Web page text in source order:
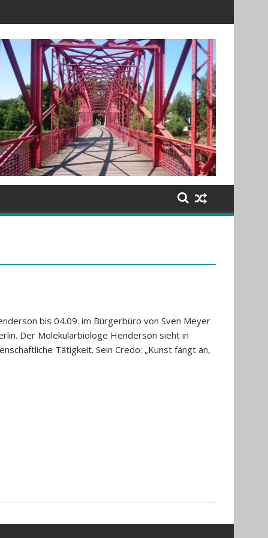
bis 04.09. im Bürgerbüro von Sven Meyer
Der Molekularbiologe Henderson sieht in
Tätigkeit. Sein Credo: „Kunst fängt an,